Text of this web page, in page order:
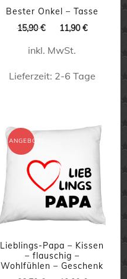
Bester Onkel – Tasse
15,90€
Ursprünglicher
war:
11,90€
Aktueller
inkl. MwSt.
Lieferzeit: 2-6 Tage
weist
Varianten
auf.
Die
Optionen
können
auf
ANGEBOT!
Lieblings-Papa – Kissen
– flauschig –
Wohlfühlen – Geschenk